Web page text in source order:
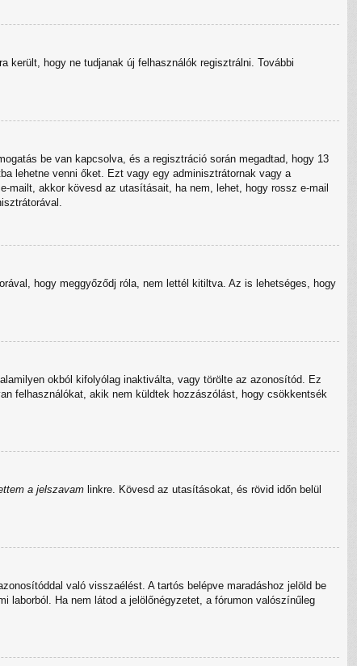
került, hogy ne tudjanak új felhasználók regisztrálni. További
be van kapcsolva, és a regisztráció során megadtad, hogy 13
lehetne venni őket. Ezt vagy egy adminisztrátornak vagy a
mailt, akkor kövesd az utasításait, ha nem, lehet, hogy rossz e-mail
hogy meggyőződj róla, nem lettél kitiltva. Az is lehetséges, hogy
okból kifolyólag inaktiválta, vagy törölte az azonosítód. Ez
felhasználókat, akik nem küldtek hozzászólást, hogy csökkentsék
a jelszavam linkre. Kövesd az utasításokat, és rövid időn belül
való visszaélést. A tartós belépve maradáshoz jelöld be
laborból. Ha nem látod a jelölőnégyzetet, a fórumon valószínűleg